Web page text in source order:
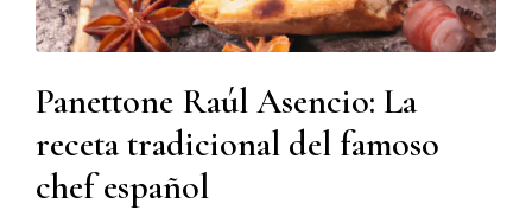
Panettone Raúl Asencio: La
receta tradicional del famoso
chef español